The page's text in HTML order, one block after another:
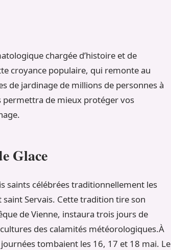
chargée d’histoire et de
croyance populaire, qui remonte au
de jardinage de millions de personnes à
permettra de mieux protéger vos
Glace
saints célébrées traditionnellement les
saint Servais. Cette tradition tire son
de Vienne, instaura trois jours de
des calamités météorologiques.À
tombaient les 16, 17 et 18 mai. Le